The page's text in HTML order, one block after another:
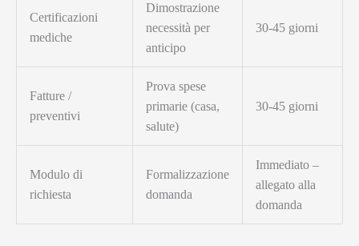
Certificazioni
mediche
Dimostrazione
necessità per
anticipo
30-45 giorni
Fatture /
preventivi
Prova spese
primarie (casa,
salute)
30-45 giorni
Modulo di
richiesta
Formalizzazione
domanda
Immediato –
allegato alla
domanda